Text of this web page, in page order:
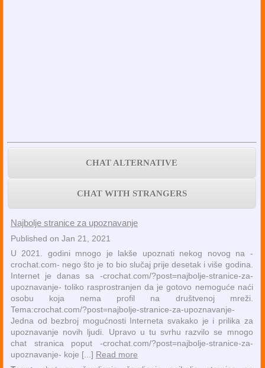
CHAT ALTERNATIVE
CHAT WITH STRANGERS
Najbolje stranice za upoznavanje
Published on Jan 21, 2021
U 2021. godini mnogo je lakše upoznati nekog novog na -
crochat.com- nego što je to bio slučaj prije desetak i više godina.
Internet je danas sa -crochat.com/?post=najbolje-stranice-za-
upoznavanje- toliko rasprostranjen da je gotovo nemoguće naći
osobu koja nema profil na društvenoj mreži.
Tema:crochat.com/?post=najbolje-stranice-za-upoznavanje-
Jedna od bezbroj mogućnosti Interneta svakako je i prilika za
upoznavanje novih ljudi. Upravo u tu svrhu razvilo se mnogo
chat stranica poput -crochat.com/?post=najbolje-stranice-za-
upoznavanje- koje [...] Read more